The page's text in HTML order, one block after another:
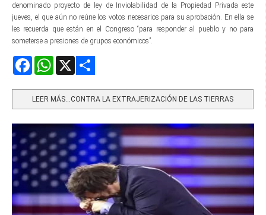
denominado proyecto de ley de Inviolabilidad de la Propiedad Privada este
jueves, el que aún no reúne los votos necesarios para su aprobación. En ella se
les recuerda que están en el Congreso “para responder al pueblo y no para
someterse a presiones de grupos económicos”.
FacebookWhatsApp
LEER MÁS…CONTRA LA EXTRAJERIZACIÓN DE LAS TIERRAS